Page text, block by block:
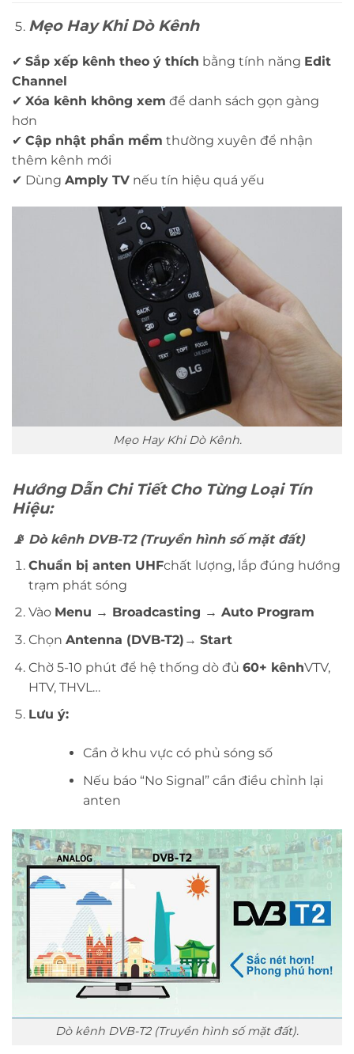
Mẹo Hay Khi Dò Kênh
✔ Sắp xếp kênh theo ý thích bằng tính năng Edit
Channel
✔ Xóa kênh không xem để danh sách gọn gàng
hơn
✔ Cập nhật phần mềm thường xuyên để nhận
thêm kênh mới
✔ Dùng Amply TV nếu tín hiệu quá yếu
Mẹo Hay Khi Dò Kênh.
Hướng Dẫn Chi Tiết Cho Từng Loại Tín
Hiệu:
📡 Dò kênh DVB-T2 (Truyền hình số mặt đất)
Chuẩn bị anten UHFchất lượng, lắp đúng hướng
trạm phát sóng
Vào Menu → Broadcasting → Auto Program
Chọn Antenna (DVB-T2) → Start
Chờ 5-10 phút để hệ thống dò đủ 60+ kênhVTV,
HTV, THVL…
Lưu ý:
Cần ở khu vực có phủ sóng số
Nếu báo “No Signal” cần điều chỉnh lại
anten
Dò kênh DVB-T2 (Truyền hình số mặt đất).